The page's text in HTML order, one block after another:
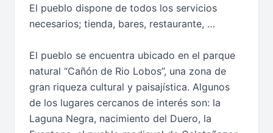
El pueblo dispone de todos los servicios
necesarios; tienda, bares, restaurante, …
El pueblo se encuentra ubicado en el parque
natural “Cañón de Rio Lobos”, una zona de
gran riqueza cultural y paisajística. Algunos
de los lugares cercanos de interés son: la
Laguna Negra, nacimiento del Duero, la